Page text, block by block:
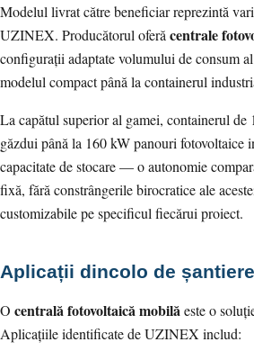
Modelul livrat către beneficiar reprezintă
UZINEX. Producătorul oferă centrale
configurații adaptate volumului de consum
modelul compact până la containerul
La capătul superior al gamei, containerul de
găzdui până la 160 kW panouri fotovoltaice
capacitate de stocare — o autonomie
fixă, fără constrângerile birocratice ale
customizabile pe specificul fiecărui proiect.
Aplicații dincolo de
O centrală fotovoltaică mobilăeste o
Aplicațiile identificate de UZINEX includ: